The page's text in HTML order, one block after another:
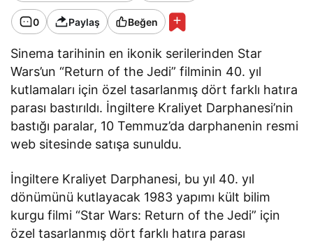
0 Paylaş Beğen
Sinema tarihinin en ikonik serilerinden Star
Wars’un “Return of the Jedi” filminin 40. yıl
kutlamaları için özel tasarlanmış dört farklı hatıra
parası bastırıldı. İngiltere Kraliyet Darphanesi’nin
bastığı paralar, 10 Temmuz’da darphanenin resmi
web sitesinde satışa sunuldu.
İngiltere Kraliyet Darphanesi, bu yıl 40. yıl
dönümünü kutlayacak 1983 yapımı kült bilim
kurgu filmi “Star Wars: Return of the Jedi” için
özel tasarlanmış dört farklı hatıra parası